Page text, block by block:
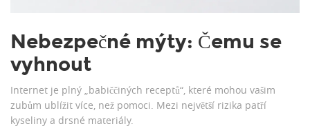
Nebezpečné mýty: Čemu se
vyhnout
Internet je plný „babiččiných receptů“, které mohou vašim
zubům ublížit více, než pomoci. Mezi největší rizika patří
kyseliny a drsné materiály.